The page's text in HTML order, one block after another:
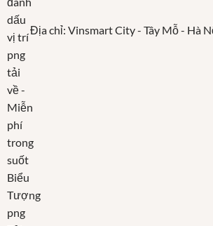
Địa chỉ: Vinsmart City - Tây Mỗ - Hà